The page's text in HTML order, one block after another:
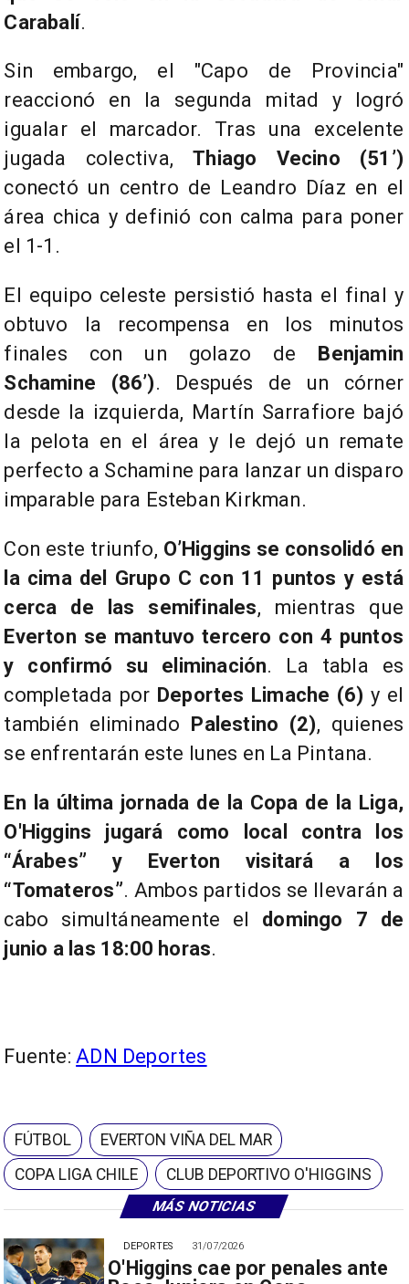
MÁS NOTICIAS
31/07/2026
O'Higgins cae por penales ante
DEPORTES
Carabalí.
Sin embargo, el "Capo de Provincia"
reaccionó en la segunda mitad y logró
igualar el marcador. Tras una excelente
jugada colectiva,Thiago Vecino (51’)
conectó un centro de Leandro Díaz en el
área chica y definió con calma para poner
el 1-1.
El equipo celeste persistió hasta el final y
obtuvo la recompensa en los minutos
finales con un golazo de
Benjamin
Schamine (86’). Después de un córner
desde la izquierda, Martín Sarrafiore bajó
la pelota en el área y le dejó un remate
perfecto a Schamine para lanzar un disparo
imparable para Esteban Kirkman.
Con este triunfo, O’Higgins se consolidó en
la cima del Grupo C con 11 puntos y está
cerca de las semifinales, mientras que
Everton se mantuvo tercero con 4 puntos
y confirmó su eliminación. La tabla es
completada por Deportes Limache (6) y el
también eliminado
Palestino (2), quienes
se enfrentarán este lunes en La Pintana.
En la última jornada de la Copa de la Liga,
O'Higgins jugará como local contra los
“Árabes” y Everton visitará a los
“Tomateros”. Ambos partidos se llevarán a
cabo simultáneamente el domingo 7 de
junio a las 18:00 horas.
Fuente:ADN Deportes
FÚTBOL
EVERTON VIÑA DEL MAR
COPA LIGA CHILE
CLUB DEPORTIVO O'HIGGINS